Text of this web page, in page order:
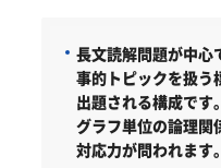
長文読解問題が中心
事的トピックを扱う
出題される構成です
グラフ単位の論理関
対応力が問われます。